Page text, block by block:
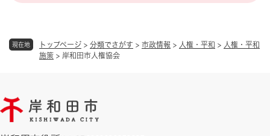
現在地 トップページ > 分類でさがす > 市政情報 > 人権・平和 > 人権・平和
施策 > 岸和田市人権協会